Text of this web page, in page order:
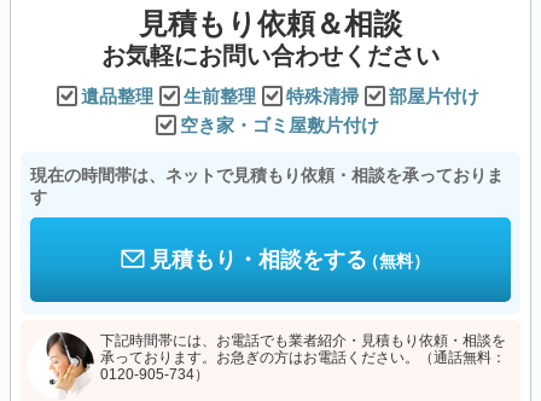
見積もり依頼＆相談
お気軽にお問い合わせください
遺品整理 生前整理 特殊清掃
部屋片付け
空き家・ゴミ屋敷片付け
現在の時間帯は、ネットで見積もり依頼・相談を承っておりま
す
見積もり・相談をする（無料）
下記時間帯には、お電話でも業者紹介・見積もり依頼・相談を
承っております。お急ぎの方はお電話ください。（通話無料：
0120-905-734）